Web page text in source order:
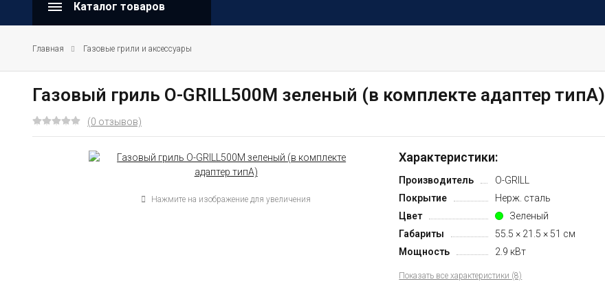
Каталог товаров
Главная Газовые грили и аксессуары
Газовый гриль O-GRILL500М зеленый (в комплекте адаптер типА)
(0 отзывов)
Нажмите на изображение для увеличения
Характеристики:
Производитель
O-GRILL
Покрытие
Нерж. сталь
Цвет
Зеленый
Габариты
55.5 × 21.5 × 51 см
Мощность
2.9 кВт
Показать все характеристики (8)